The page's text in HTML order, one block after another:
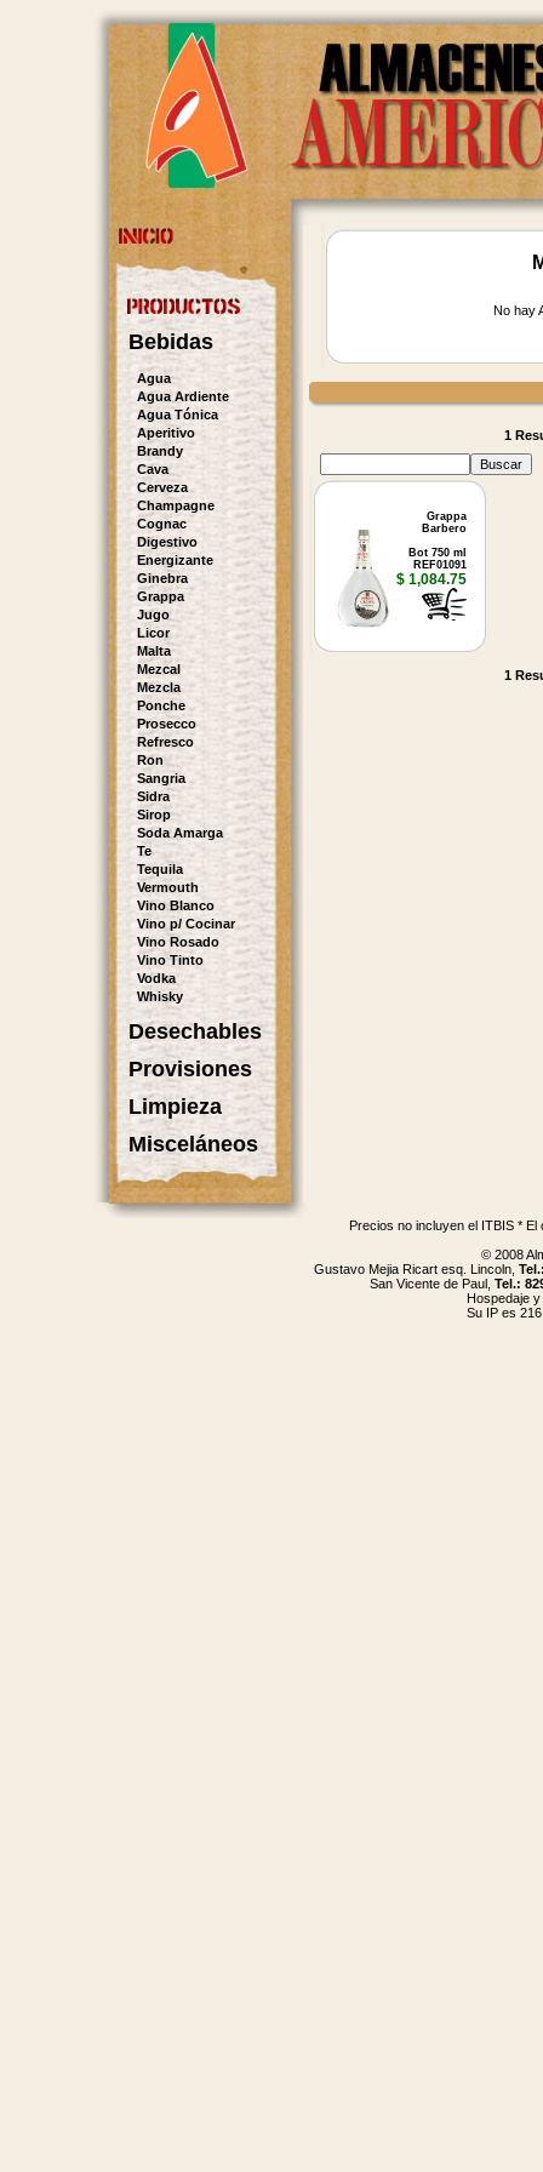
Bebidas
Agua
Agua Ardiente
Agua Tónica
Aperitivo
Brandy
Cava
Cerveza
Champagne
Cognac
Digestivo
Energizante
Ginebra
Grappa
Jugo
Licor
Malta
Mezcal
Mezcla
Ponche
Prosecco
Refresco
Ron
Sangria
Sidra
Sirop
Soda Amarga
Te
Tequila
Vermouth
Vino Blanco
Vino p/ Cocinar
Vino Rosado
Vino Tinto
Vodka
Whisky
Desechables
Provisiones
Limpieza
Misceláneos
No hay
1
Grappa
Barbero
Bot 750 ml
REF01091
$ 1,084.75
1
Precios no incluyen el ITBIS *
© 2008
Gustavo Mejia Ricart esq. Lincoln,
San Vicente de Paul, Tel.:
Hospedaje
Su IP es